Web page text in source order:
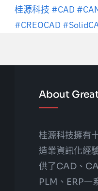
桂源科技 #CAD
#CREOCAD
About
桂源科技擁有
造業資訊化經
供了CAD、
PLM、ERP一